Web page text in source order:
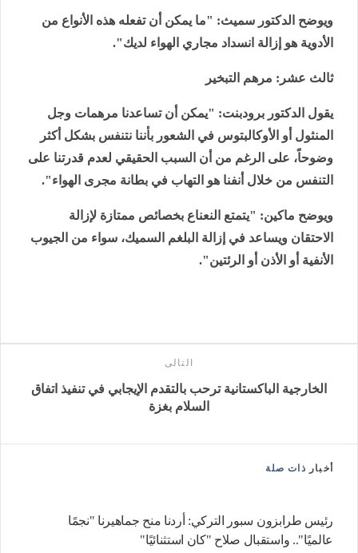
ويوضح الدكتور سميث: "ما يمكن أن تفعله هذه الأنواع من
الأدوية هو إزالة انسداد مجاري الهواء لديك".
ثالث عشر: مرهم التبخير
يقول الدكتور برودبنت: "يمكن أن تساعدنا مرهمات وجل
المنثول أو الأوكالبتوس في الشعور بأننا نتنفس بشكل أكثر
وضوحاً، على الرغم من أن السبب الحقيقي لعدم قدرتنا على
التنفس من خلال أنفنا هو التهاب في بطانة مجرى الهواء".
ويوضح ماكين: "يتمتع النعناع بخصائص ممتازة لإزالة
الاحتقان ويساعد في إزالة البلغم السميك، سواء من الجيوب
الأنفية أو الأذن أو الرئتين".
التالى
الخارجية الباكستانية ترحب بالتقدم الإيجابي في تنفيذ اتفاق
السلام بغزة
أخبار ذات صلة
رئيس طرابزون سبور التركي: أردنا منح جماهيرنا "نجمًا
عالميًا".. واستقبال صلاح "كان استثنائيًا"